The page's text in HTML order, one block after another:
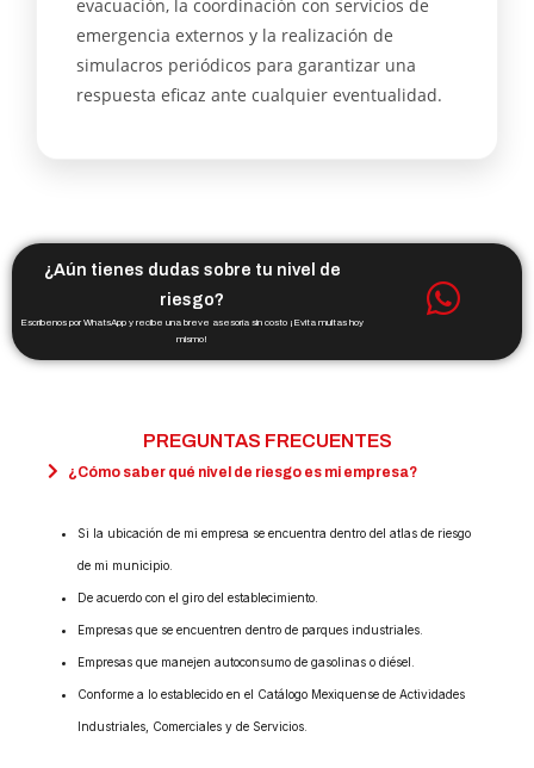
evacuación, la coordinación con servicios de
emergencia externos y la realización de
simulacros periódicos para garantizar una
respuesta eficaz ante cualquier eventualidad.
¿Aún tienes dudas sobre tu nivel de
riesgo?
Escríbenos por WhatsApp y recibe una breve asesoría sin costo ¡Evita multas hoy
mismo!
PREGUNTAS FRECUENTES
¿Cómo saber qué nivel de riesgo es mi empresa?
Si la ubicación de mi empresa se encuentra dentro del atlas de riesgo
de mi municipio.
De acuerdo con el giro del establecimiento.
Empresas que se encuentren dentro de parques industriales.
Empresas que manejen autoconsumo de gasolinas o diésel.
Conforme a lo establecido en el Catálogo Mexiquense de Actividades
Industriales, Comerciales y de Servicios.